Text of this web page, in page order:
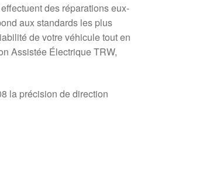
des réparations eux-
aux standards les plus
de votre véhicule tout en
Assistée Électrique TRW,
la précision de direction